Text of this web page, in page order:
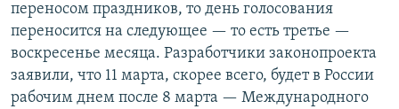
переносом праздников, то день голосования
переносится на следующее — то есть третье —
воскресенье месяца. Разработчики законопроекта
заявили, что 11 марта, скорее всего, будет в России
рабочим днем после 8 марта — Международного